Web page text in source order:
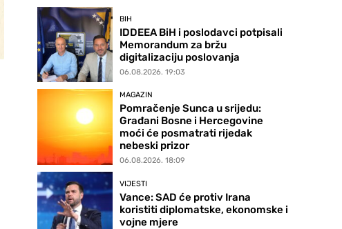
BIH
IDDEEA BiH i poslodavci potpisali
Memorandum za bržu
digitalizaciju poslovanja
06.08.2026. 19:03
MAGAZIN
Pomračenje Sunca u srijedu:
Građani Bosne i Hercegovine
moći će posmatrati rijedak
nebeski prizor
06.08.2026. 18:09
VIJESTI
Vance: SAD će protiv Irana
koristiti diplomatske, ekonomske i
vojne mjere